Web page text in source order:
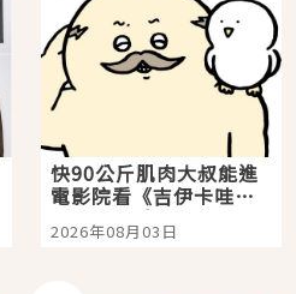
快90公斤肌肉大叔能進
電影院看《吉伊卡哇》
嗎？日本重金屬樂團
「打首」會長與nagano
2026年08月03日